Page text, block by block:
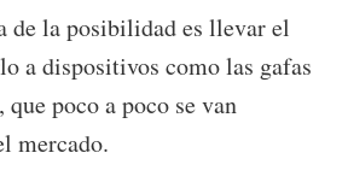
de la posibilidad es llevar el
a dispositivos como las gafas
poco a poco se van
mercado.